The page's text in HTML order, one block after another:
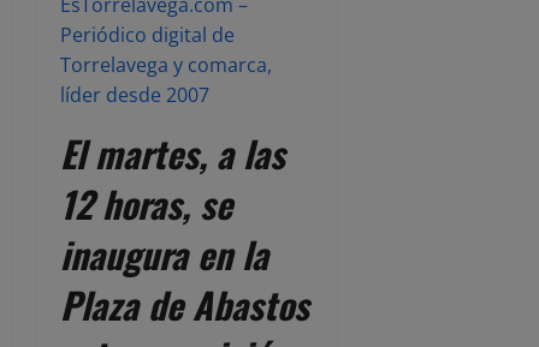
Periódico digital de
Torrelavega y comarca,
líder desde 2007
El martes, a las
12 horas, se
inaugura en la
Plaza de Abastos